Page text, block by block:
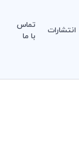
انتشارات
تماس
با ما